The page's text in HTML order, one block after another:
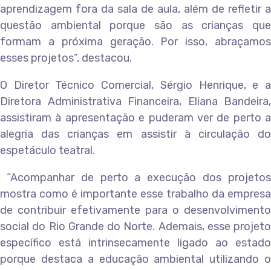
aprendizagem fora da sala de aula, além de refletir a
questão ambiental porque são as crianças que
formam a próxima geração. Por isso, abraçamos
esses projetos”, destacou.
O Diretor Técnico Comercial, Sérgio Henrique, e a
Diretora Administrativa Financeira, Eliana Bandeira,
assistiram à apresentação e puderam ver de perto a
alegria das crianças em assistir à circulação do
espetáculo teatral.
“Acompanhar de perto a execução dos projetos
mostra como é importante esse trabalho da empresa
de contribuir efetivamente para o desenvolvimento
social do Rio Grande do Norte. Ademais, esse projeto
específico está intrinsecamente ligado ao estado
porque destaca a educação ambiental utilizando o